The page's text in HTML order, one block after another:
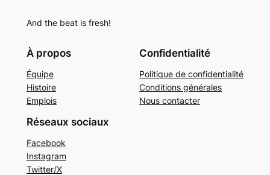
And the beat is fresh!
À propos
Équipe
Histoire
Emplois
Confidentialité
Politique de confidentialité
Conditions générales
Nous contacter
Réseaux sociaux
Facebook
Instagram
Twitter/X